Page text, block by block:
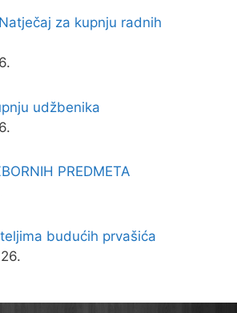
za kupnju radnih
udžbenika
PREDMETA
budućih prvašića